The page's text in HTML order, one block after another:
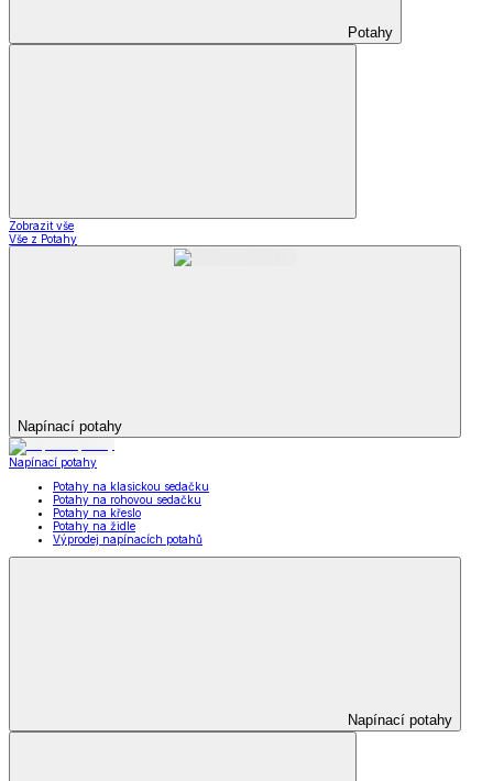
Potahy
Zobrazit vše
Vše z Potahy
Napínací potahy
Napínací potahy
Potahy na klasickou sedačku
Potahy na rohovou sedačku
Potahy na křeslo
Potahy na židle
Výprodej napínacích potahů
Napínací potahy